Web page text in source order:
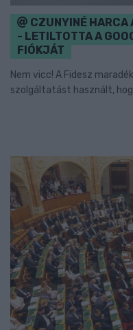
CZUNYINÉ HARCA
- LETILTOTTA A
FIÓKJÁT
Nem vicc! A Fidesz
szolgáltatást használt,